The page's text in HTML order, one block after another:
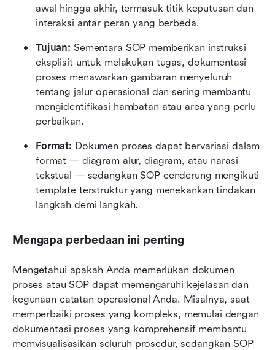
awal hingga akhir, termasuk titik keputusan dan
interaksi antar peran yang berbeda.
Tujuan: Sementara SOP memberikan instruksi
eksplisit untuk melakukan tugas, dokumentasi
proses menawarkan gambaran menyeluruh
tentang jalur operasional dan sering membantu
mengidentifikasi hambatan atau area yang perlu
perbaikan.
Format: Dokumen proses dapat bervariasi dalam
format — diagram alur, diagram, atau narasi
tekstual — sedangkan SOP cenderung mengikuti
template terstruktur yang menekankan tindakan
langkah demi langkah.
Mengapa perbedaan ini penting
Mengetahui apakah Anda memerlukan dokumen
proses atau SOP dapat memengaruhi kejelasan dan
kegunaan catatan operasional Anda. Misalnya, saat
memperbaiki proses yang kompleks, memulai dengan
dokumentasi proses yang komprehensif membantu
memvisualisasikan seluruh prosedur, sedangkan SOP